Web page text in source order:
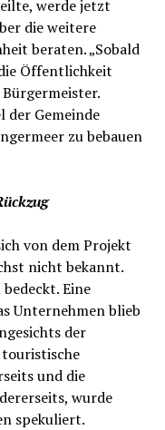
werde jetzt
die weitere
beraten. „Sobald
Öffentlichkeit
der Gemeinde
zu bebauen
von dem Projekt
nicht bekannt.
Eine
Unternehmen blieb
der
touristische
und die
wurde
spekuliert.